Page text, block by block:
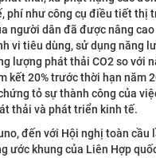
phí như công cụ điều tiết thị
người dân đã được nâng
vi tiêu dùng, sử dụng năng
lượng phát thải CO2 so với
kết 20% trước thời hạn năm
tỏ sự thành công của
thải và phát triển kinh tế.
đến với Hội nghị toàn cầu
ước khung của Liên Hợp